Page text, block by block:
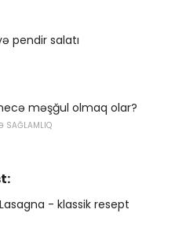
pendir salatı
məşğul olmaq olar?
SAĞLAMLIQ
- klassik resept